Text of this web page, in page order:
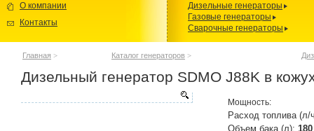
О компании
Контакты
Дизельные генераторы
Газовые генераторы
Сварочные генераторы
Главная > Каталог генераторов >
Дизельный генератор SDMO J88K в
Мощность:
Расход топлива
Объем бака (л): 180